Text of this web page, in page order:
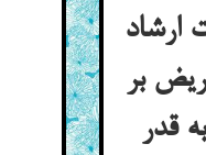
بر
قدر